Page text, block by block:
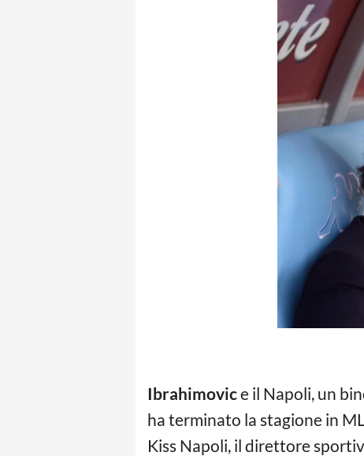
Ibrahimovice il Napoli, un
ha terminato la stagione in
Kiss Napoli, il direttore